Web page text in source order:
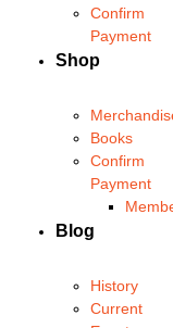
Confirm
Payment
Shop
Books
Confirm
Payment
Blog
History
Current